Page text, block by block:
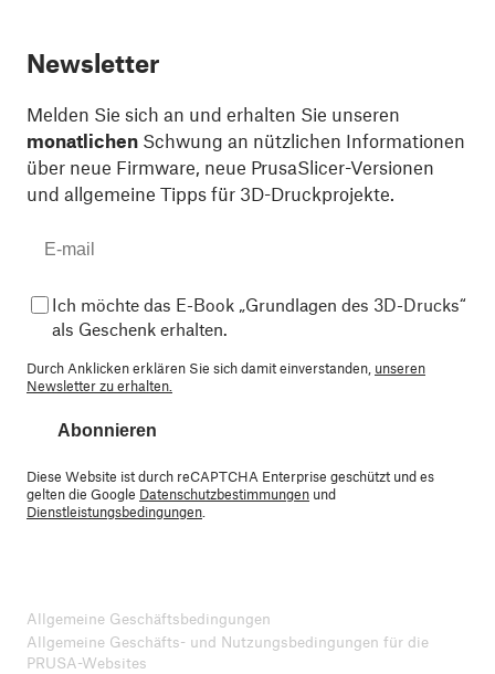
Newsletter
Melden Sie sich an und erhalten Sie unseren
monatlichen Schwung an nützlichen Informationen
über neue Firmware, neue PrusaSlicer-Versionen
und allgemeine Tipps für 3D-Druckprojekte.
Ich möchte das E-Book „Grundlagen des 3D-Drucks“
als Geschenk erhalten.
Durch Anklicken erklären Sie sich damit einverstanden, unseren
Newsletter zu erhalten.
Abonnieren
Diese Website ist durch reCAPTCHA Enterprise geschützt und es
gelten die Google Datenschutzbestimmungen und
Dienstleistungsbedingungen
Allgemeine Geschäftsbedingungen
Allgemeine Geschäfts- und Nutzungsbedingungen für die
PRUSA-Websites